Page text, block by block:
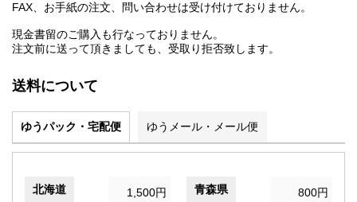
FAX、お手紙の注文、問い合わせは受け付けておりません。
現金書留のご購入も行なっておりません。
注文前に送って頂きましても、受取り拒否致します。
送料について
ゆうパック・宅配便 ゆうメール・メール便
北海道 1,500円 青森県 800円